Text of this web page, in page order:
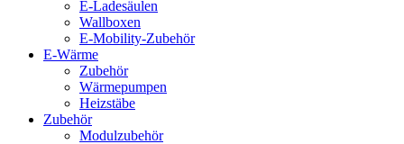
E-Ladesäulen
Wallboxen
E-Mobility-Zubehör
E-Wärme
Zubehör
Wärmepumpen
Heizstäbe
Zubehör
Modulzubehör